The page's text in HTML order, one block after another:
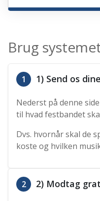
Brug
1 1) Send os
Nederst på denne
til hvad festbandet
Dvs. hvornår skal de
koste og hvilken
2 2) Modtag